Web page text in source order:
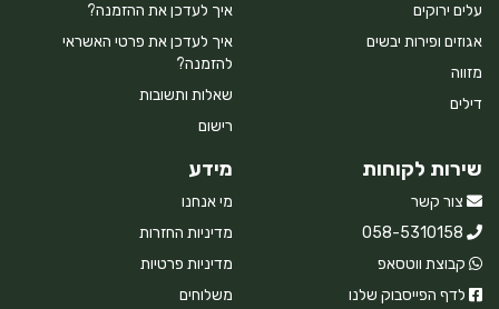
עלים ירוקים
אגוזים ופירות יבשים
מזווה
דילים
איך לעדכן את ההזמנה?
איך לעדכן את פרטי האשראי
להזמנה?
שאלות ותשובות
רישום
שירות לקוחות
צור קשר
058-5310158
קבוצת ווטסאפ
לדף הפייסבוק שלנו
מידע
מי אנחנו
מדיניות החזרות
מדיניות פרטיות
משלוחים